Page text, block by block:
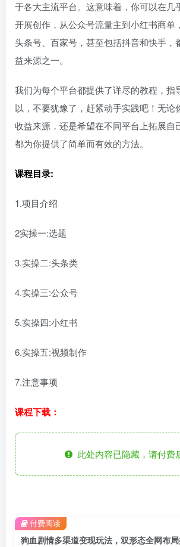
于各大主流平台。这意味着，你可以在几
开展创作，从公众号流量主到小红书商单
头条号、百家号，甚至包括抖音和快手，
益来源之一。
我们为每个平台都提供了详尽的教程，指
以，不要犹豫了，赶紧动手实践吧！无论
收益来源，还是希望在不同平台上拓展自
都为你提供了简单而有效的方法。
课程目录:
1.项目介绍
2实操一:选题
3.实操二:头条类
4.实操三:公众号
5.实操四:小红书
6.实操五:视频制作
7.注意事项
课程下载：
此处内容已隐藏，请付费
付费阅读